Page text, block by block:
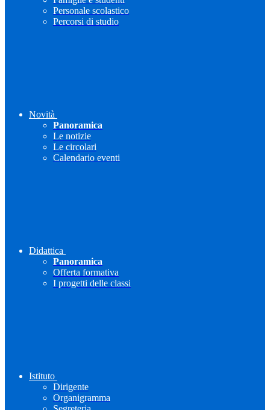
Personale scolastico
Percorsi di studio
Novità
Panoramica
Le notizie
Le circolari
Calendario eventi
Didattica
Panoramica
Offerta formativa
I progetti delle classi
Istituto
Dirigente
Organigramma